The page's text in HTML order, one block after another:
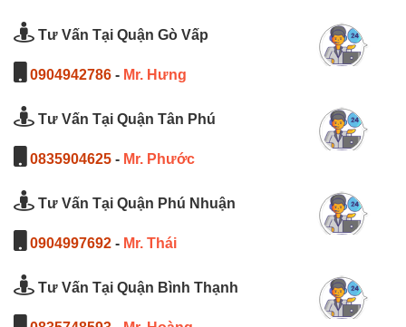
Tư Vấn Tại Quận Gò Vấp
0904942786 - Mr. Hưng
Tư Vấn Tại Quận Tân Phú
0835904625 - Mr. Phước
Tư Vấn Tại Quận Phú Nhuận
0904997692 - Mr. Thái
Tư Vấn Tại Quận Bình Thạnh